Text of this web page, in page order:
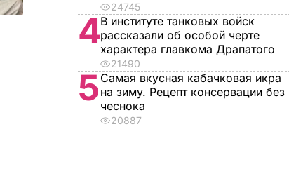
24745
4В институте танковых войск
рассказали об особой черте
характера главкома Драпатого
21490
5 Самая вкусная кабачковая икра
на зиму. Рецепт консервации без
чеснока
20887